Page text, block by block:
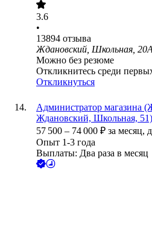
3.6
•
13894 отзыва
Ждановский, Школьная, 20А
Можно без резюме
Откликнитесь среди
Откликнуться
Администратор магазина
Ждановский, Школьная, 51)
57 500 – 74 000 ₽ за месяц,
Опыт 1-3 года
Выплаты: Два раза в месяц